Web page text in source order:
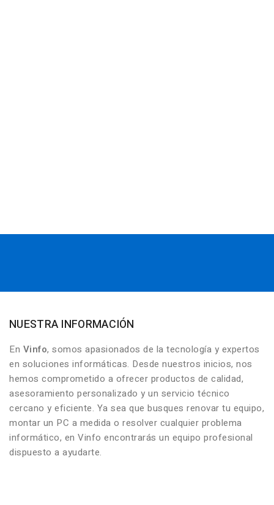
NUESTRA INFORMACIÓN
En Vinfo, somos apasionados de la tecnología y expertos
en soluciones informáticas. Desde nuestros inicios, nos
hemos comprometido a ofrecer productos de calidad,
asesoramiento personalizado y un servicio técnico
cercano y eficiente. Ya sea que busques renovar tu equipo,
montar un PC a medida o resolver cualquier problema
informático, en Vinfo encontrarás un equipo profesional
dispuesto a ayudarte.